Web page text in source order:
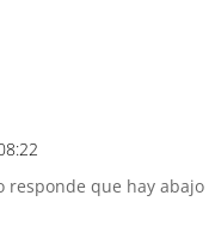
responde que hay abajo